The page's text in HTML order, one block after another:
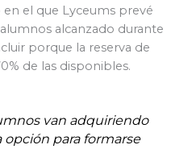
el que Lyceums prevé
alcanzado durante
porque la reserva de
de las disponibles.
van adquiriendo
para formarse